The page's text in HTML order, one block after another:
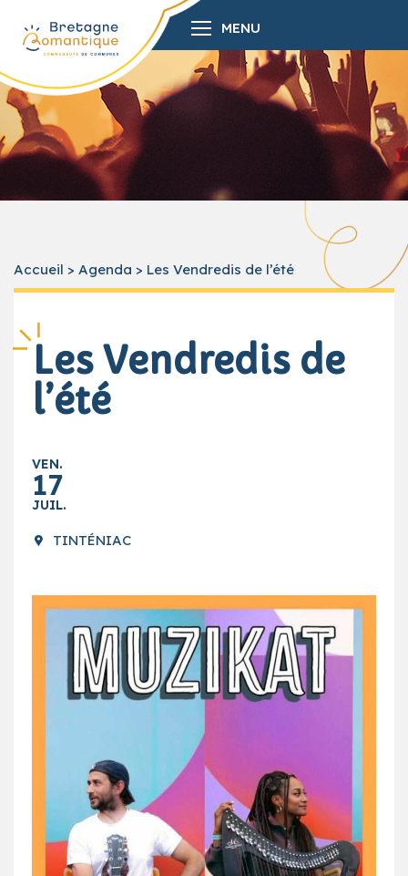
MENU
Accueil > Agenda > Les Vendredis de l’été
Les Vendredis de
l’été
VEN.
17
JUIL.
TINTÉNIAC